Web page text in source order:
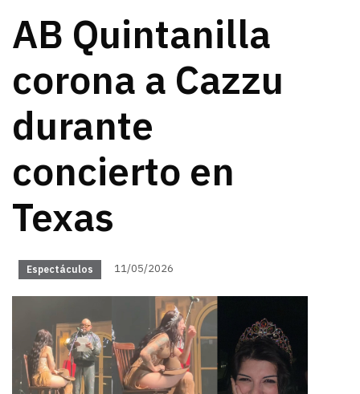
AB Quintanilla
corona a Cazzu
durante
concierto en
Texas
Espectáculos 11/05/2026